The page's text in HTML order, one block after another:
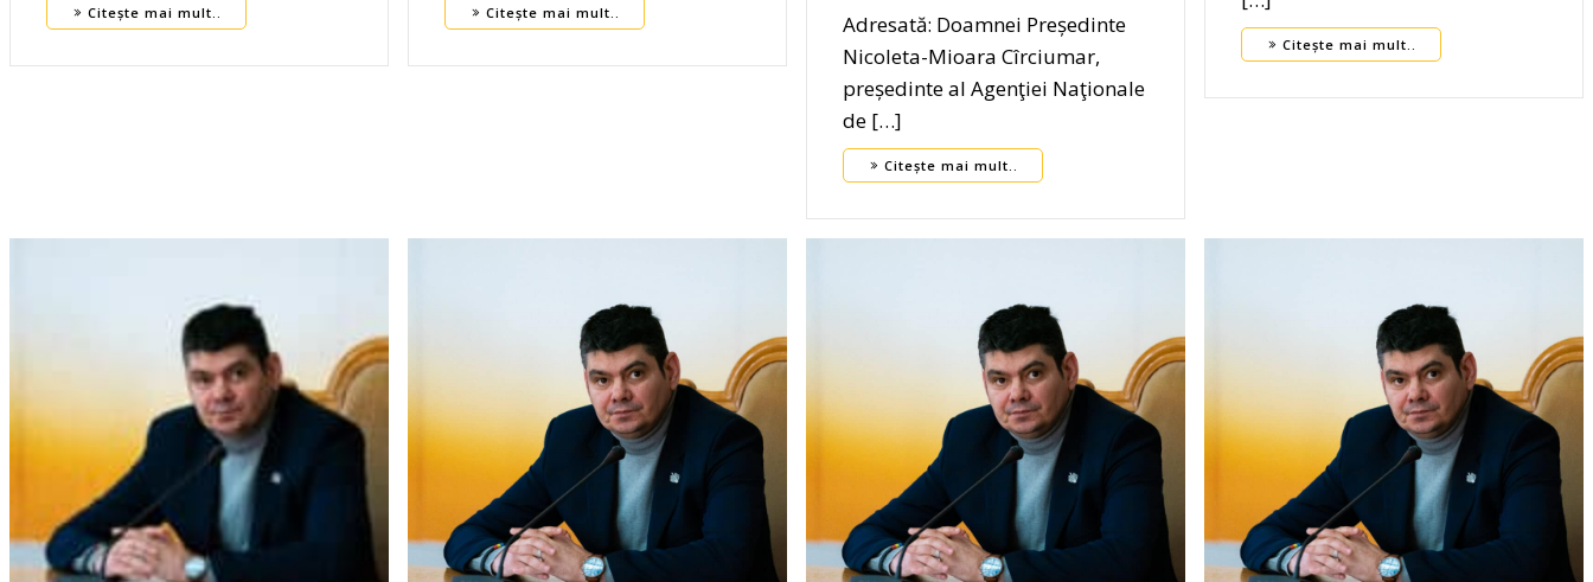
Citește mai mult.. Citește mai mult..
Adresată: Doamnei Președinte
Nicoleta-Mioara Cîrciumar,
președinte al Agenţiei Naţionale
de […]
Citește mai mult..
Citește mai mult..